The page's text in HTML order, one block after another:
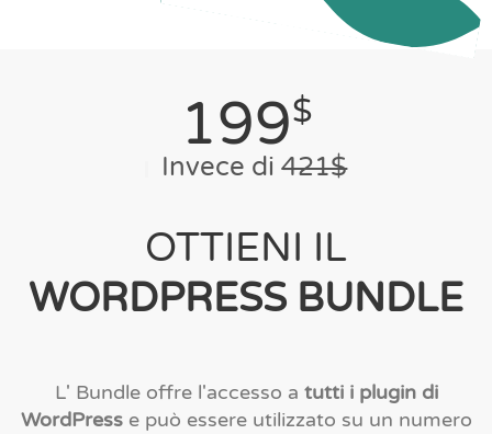
199$
Invece di421$
OTTIENI IL
WORDPRESS BUNDLE
L' Bundle offre l'accesso a tutti i plugin di
WordPresse può essere utilizzato su un numero